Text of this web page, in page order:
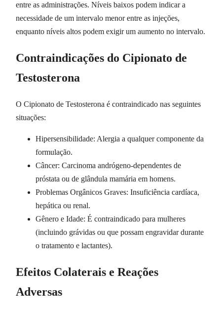
entre as administrações. Níveis baixos podem indicar a
necessidade de um intervalo menor entre as injeções,
enquanto níveis altos podem exigir um aumento no intervalo.
Contraindicações do Cipionato de
Testosterona
O Cipionato de Testosterona é contraindicado nas seguintes
situações:
Hipersensibilidade: Alergia a qualquer componente da
formulação.
Câncer: Carcinoma andrógeno-dependentes de
próstata ou de glândula mamária em homens.
Problemas Orgânicos Graves: Insuficiência cardíaca,
hepática ou renal.
Gênero e Idade: É contraindicado para mulheres
(incluindo grávidas ou que possam engravidar durante
o tratamento e lactantes).
Efeitos Colaterais e Reações
Adversas